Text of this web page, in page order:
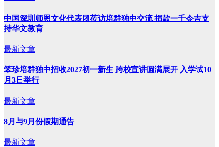
中国深圳师恩文化代表团莅访培群独中交流 捐款一千令吉支
持华文教育
最新文章
笨珍培群独中招收2027初一新生 跨校宣讲圆满展开 入学试10
月3日举行
最新文章
8月与9月份假期通告
最新文章